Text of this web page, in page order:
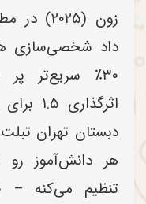
زون
داد شخصی‌سازی
دبستان تهران
هر دانش‌آموز
تنظیم می‌کنه –